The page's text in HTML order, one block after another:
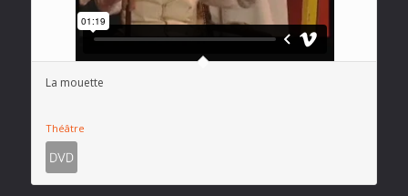
La mouette
Théâtre